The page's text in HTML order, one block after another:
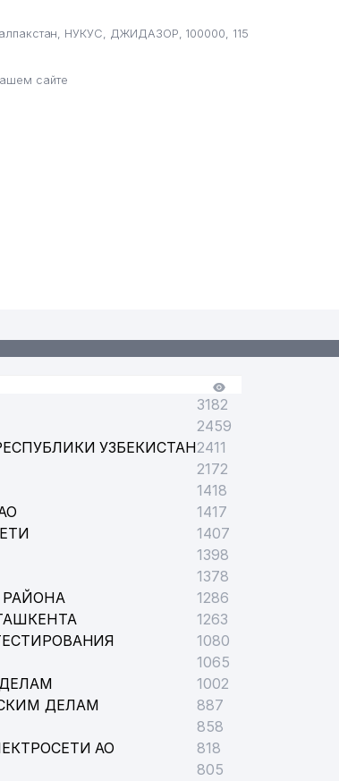
НУКУС, ДЖИДАЗОР, 100000, 115
сайте
3182
2459
УЗБЕКИСТАН2411
2172
1418
1417
1407
1398
1378
1286
1263
1080
1065
1002
ДЕЛАМ
887
858
АО
818
805